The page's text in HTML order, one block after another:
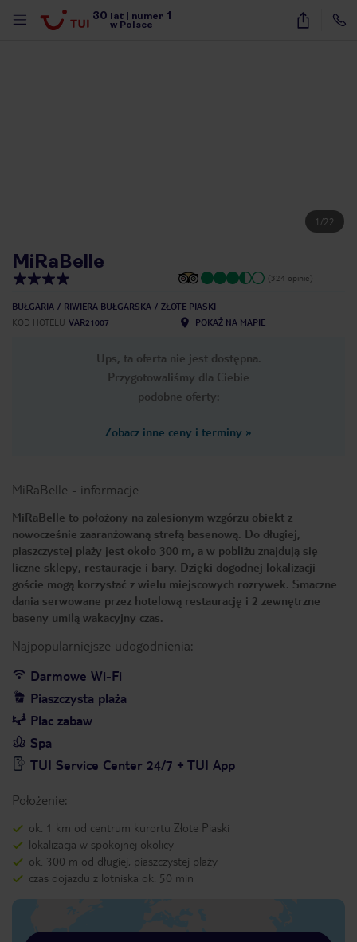
30 lat numer 1
w Polsce
1 /22
MiRaBelle
(324 opinie)
BUŁGARIA RIWIERA BUŁGARSKA
ZŁOTE PIASKI
KOD HOTELU VAR21007 POKAŻ NA MAPIE
Ups, ta oferta nie jest dostępna.
Przygotowaliśmy dla Ciebie
podobne oferty:
Zobacz inne ceny i terminy »
MiRaBelle - informacje
MiRaBelle to położony na zalesionym wzgórzu obiekt z
nowocześnie zaaranżowaną strefą basenową. Do długiej,
piaszczystej plaży jest około 300 m, a w pobliżu znajdują się
liczne sklepy, restauracje i bary. Dzięki dogodnej lokalizacji
goście mogą korzystać z wielu miejscowych rozrywek. Smaczne
dania serwowane przez hotelową restaurację i 2 zewnętrzne
baseny umilą wakacyjny czas.
Najpopularniejsze udogodnienia:
Darmowe Wi-Fi
Piaszczysta plaża
Plac zabaw
Spa
TUI Service Center 24/7 + TUI App
Położenie:
ok. 1 km od centrum kurortu Złote Piaski
lokalizacja w spokojnej okolicy
ok. 300 m od długiej, piaszczystej plaży
czas dojazdu z lotniska ok. 50 min